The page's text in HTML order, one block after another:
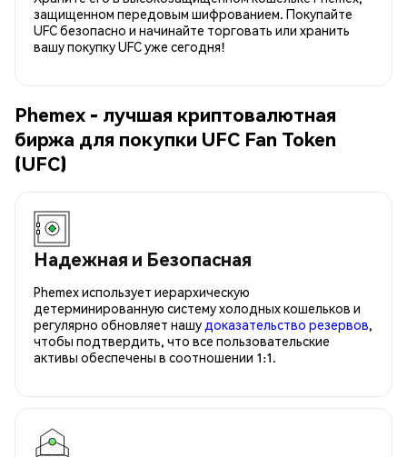
защищенном передовым шифрованием. Покупайте
UFC безопасно и начинайте торговать или хранить
вашу покупку UFC уже сегодня!
Phemex - лучшая криптовалютная
биржа для покупки UFC Fan Token
(UFC)
Надежная и Безопасная
Phemex использует иерархическую
детерминированную систему холодных кошельков и
регулярно обновляет нашу доказательство резервов,
чтобы подтвердить, что все пользовательские
активы обеспечены в соотношении 1:1.